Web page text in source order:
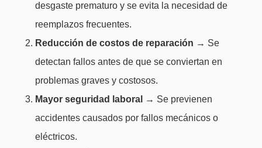
desgaste prematuro y se evita la necesidad de
reemplazos frecuentes.
Reducción de costos de reparación → Se
detectan fallos antes de que se conviertan en
problemas graves y costosos.
Mayor seguridad laboral
→ Se previenen
accidentes causados por fallos mecánicos o
eléctricos.